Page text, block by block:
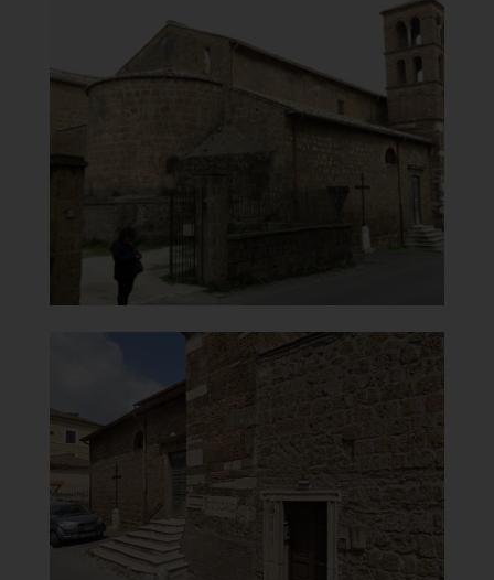
Chiesa di Santa Maria del
Carmine
Chiesa Conventuale
Clicca per ingrandire
Chiesa di Santa Maria del
Carmine
Facciata
[
Clicca per ingrandire
]